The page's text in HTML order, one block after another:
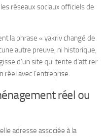
réseaux sociaux officiels de
la phrase « yakriv changé de
autre preuve, ni historique,
d’un site qui tente d’attirer
réel avec l’entreprise.
réel ou
adresse associée à la